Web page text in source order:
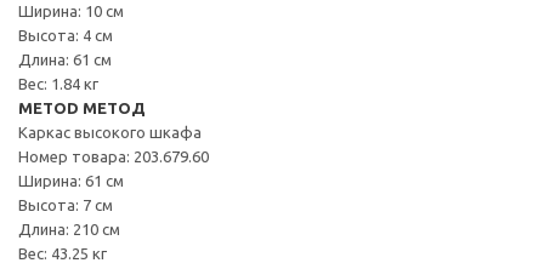
Ширина: 10 см
Высота: 4 см
Длина: 61 см
Вес: 1.84 кг
METOD МЕТОД
Каркас высокого шкафа
Номер товара: 203.679.60
Ширина: 61 см
Высота: 7 см
Длина: 210 см
Вес: 43.25 кг